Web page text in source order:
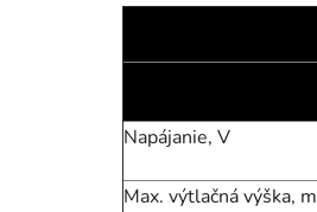
Napájanie, V
Max. výtlačná výška, m